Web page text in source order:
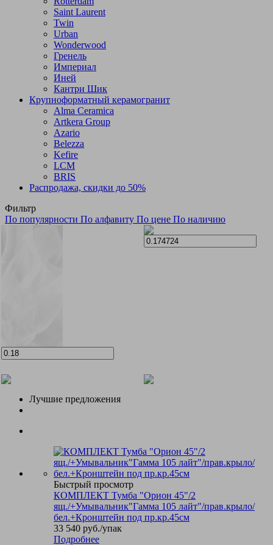
Saint Laurent
Twin
Urban
Wonderwood
Гренель
Империал
Иней
Кантри Шик
Крупноформатный керамогранит
Alma Ceramica
Artkera Group
Azario
Belezza
Kefire
LCM
BRIS
Распродажа, скидки до 50%
Фильтр
По популярности По алфавиту По цене По наличию
Лучшие предложения
Быстрый просмотр
КОМПЛЕКТ Тумба "Орион 45"/2
ящ./+Умывальник"Гамма 105 лайт"/прав.крыло/
бел.+Кронштейн под пр.кр.45см
33 540 руб./упак
Подробнее